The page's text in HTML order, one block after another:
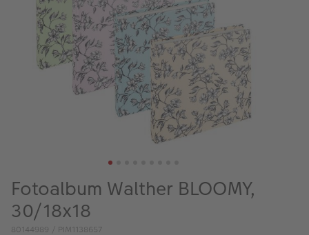
INSTAX™
TISKÁRNY A SKENERY
FOTOBRAŠNY
PŘÍSLUŠENSTVÍ
FOTO BAZAR
Fotoalbum Walther BLOOMY,
30/18x18
80144989 / PIM1138657